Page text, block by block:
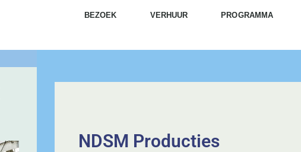
BEZOEK VERHUUR PROGRAMMA
NDSM Producties